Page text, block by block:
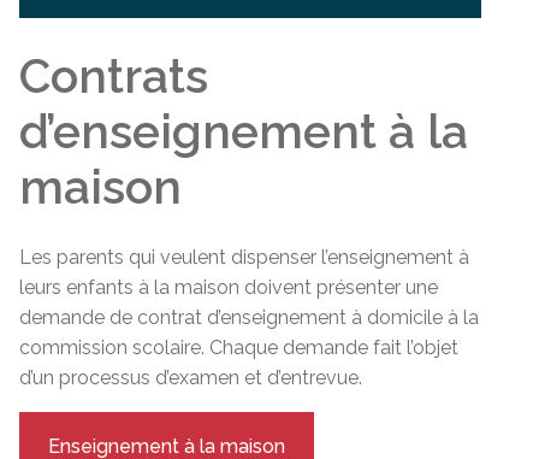
Contrats
d’enseignement à la
maison
Les parents qui veulent dispenser l’enseignement à
leurs enfants à la maison doivent présenter une
demande de contrat d’enseignement à domicile à la
commission scolaire. Chaque demande fait l’objet
d’un processus d’examen et d’entrevue.
Enseignement à la maison